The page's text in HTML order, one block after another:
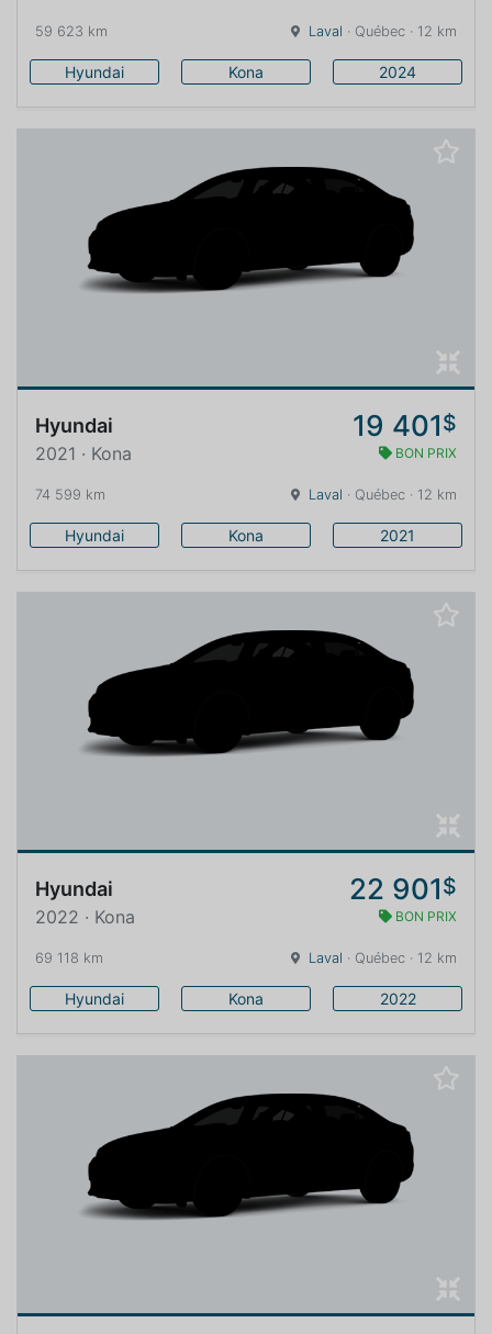
59 623 km Laval · Québec · 12 km
Hyundai Kona 2024
Hyundai 19 401$
2021 · Kona BON PRIX
74 599 km Laval · Québec · 12 km
Hyundai Kona 2021
Hyundai 22 901$
2022 · Kona BON PRIX
69 118 km Laval · Québec · 12 km
Hyundai Kona 2022